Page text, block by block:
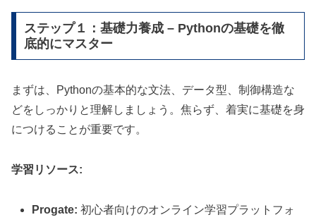
ステップ１：基礎力養成 – Pythonの基礎を徹
底的にマスター
まずは、Pythonの基本的な文法、データ型、制御構造な
どをしっかりと理解しましょう。焦らず、着実に基礎を身
につけることが重要です。
学習リソース:
Progate: 初心者向けのオンライン学習プラットフォ